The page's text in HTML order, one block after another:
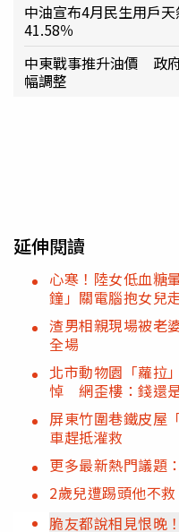
中油宣布4月民生用戶
41.58％
中東戰事推升油價 政
幅調整
延伸閱讀
心寒！陸女低血糖
鐘」關電腦抱女兒
渣男相親現場被老
全場
北市動物園「蘿拉
悼 網歪樓：錢還
屏東竹圍巷鐵皮屋
車趕抵灌救
更多最新熱門議題
2歲兒遭踢頭他不
脆友都說相見恨晚